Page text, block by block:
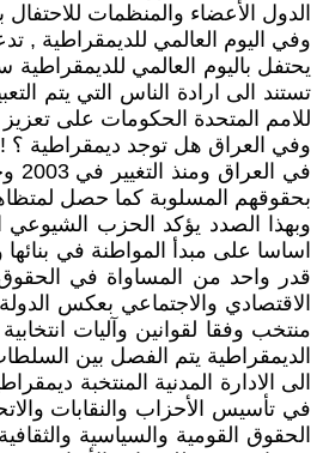
الدول الأعضاء والمنظمات
وفي اليوم العالمي للديمقراطية ,
تستند الى ارادة الناس التي يتم
للامم المتحدة الحكومات على تعزيز
وفي العراق هل توجد ديمقراطية ؟
بحقوقهم المسلوبة كما حصل
وبهذا الصدد يؤكد الحزب الشيوعي
اساسا على مبدأ المواطنة في
قدر واحد من المساواة في الحقوق
الاقتصادي والاجتماعي بعكس
منتخب وفقا لقوانين وآليات
الديمقراطية يتم الفصل بين
الى الادارة المدنية المنتخبة
في تأسيس الأحزاب والنقابات
الحقوق القومية والسياسية